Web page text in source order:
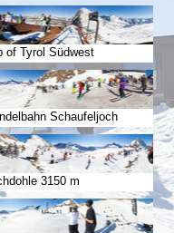
of Tyrol Südwest
Schaufeljoch
3150 m